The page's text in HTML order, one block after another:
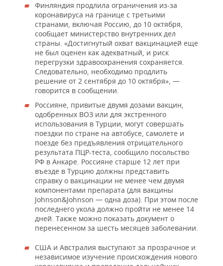
Финляндия продлила ограничения из-за
коронавируса на границе с третьими
странами, включая Россию, до 10 октября,
сообщает министерство внутренних дел
страны. «Достигнутый охват вакцинацией еще
не был оценен как адекватный, и риск
перегрузки здравоохранения сохраняется.
Следовательно, необходимо продлить
решение от 2 сентября до 10 октября», —
говорится в сообщении.
Россияне, привитые двумя дозами вакцин,
одобренных ВОЗ или для экстренного
использования в Турции, могут совершать
поездки по стране на автобусе, самолете и
поезде без предъявления отрицательного
результата ПЦР-теста, сообщило посольство
РФ в Анкаре. Россияне старше 12 лет при
въезде в Турцию должны представить
справку о вакцинации не менее чем двумя
компонентами препарата (для вакцины
Johnson&Johnson — одна доза). При этом после
последнего укола должно пройти не менее 14
дней. Также можно показать документ о
перенесенном за шесть месяцев заболевании.
США и Австралия выступают за прозрачное и
независимое изучение происхождения нового